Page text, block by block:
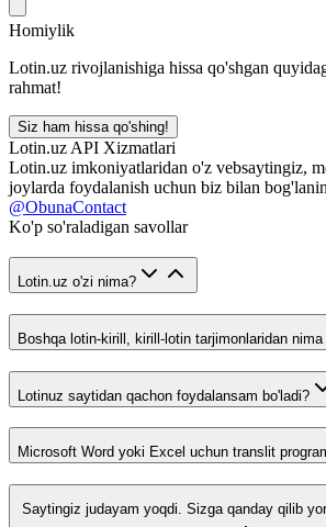
Homiylik
Lotin.uz rivojlanishiga hissa qo'shgan
rahmat!
Siz ham hissa qo'shing!
Lotin.uz API Xizmatlari
Lotin.uz imkoniyatlaridan o'z vebsaytingiz,
joylarda foydalanish uchun biz bilan
@ObunaContact
Ko'p so'raladigan savollar
Lotin.uz o'zi nima?
Boshqa lotin-kirill, kirill-lotin tarjimonlaridan
Lotinuz saytidan qachon foydalansam bo'ladi?
Microsoft Word yoki Excel uchun translit
Saytingiz judayam yoqdi. Sizga qanday qilib